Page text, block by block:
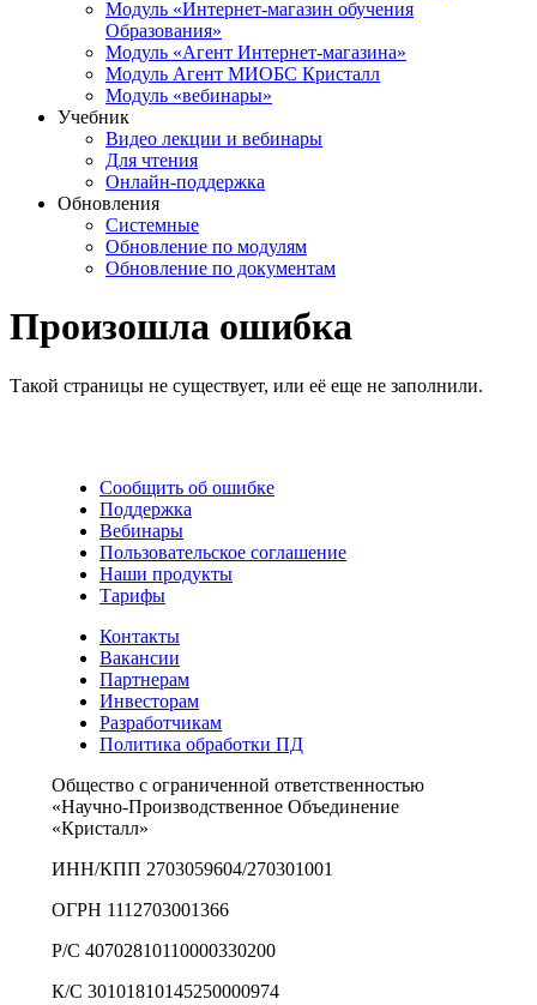
Модуль «Интернет-магазин обучения
Образования»
Модуль «Агент Интернет-магазина»
Модуль Агент МИОБС Кристалл
Модуль «вебинары»
Учебник
Видео лекции и вебинары
Для чтения
Онлайн-поддержка
Обновления
Системные
Обновление по модулям
Обновление по документам
Произошла ошибка
Такой страницы не существует, или её еще не заполнили.
Сообщить об ошибке
Поддержка
Вебинары
Пользовательское соглашение
Наши продукты
Тарифы
Контакты
Вакансии
Партнерам
Инвесторам
Разработчикам
Политика обработки ПД
Общество с ограниченной ответственностью
«Научно-Производственное Объединение
«Кристалл»
ИНН/КПП 2703059604/270301001
ОГРН 1112703001366
Р/С 40702810110000330200
К/С 30101810145250000974